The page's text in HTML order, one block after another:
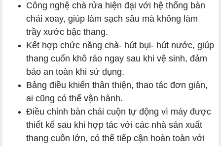
Công nghệ chà rửa hiện đại với hệ thống bàn
chải xoay, giúp làm sạch sâu mà không làm
trầy xước bậc thang.
Kết hợp chức năng chà- hút bụi- hút nước, giúp
thang cuốn khô ráo ngay sau khi vệ sinh, đảm
bảo an toàn khi sử dụng.
Bảng điều khiển thân thiện, thao tác đơn giản,
ai cũng có thể vận hành.
Điều chỉnh bàn chải cuộn tự động vì máy được
thiết kế sau khi hợp tác với các nhà sản xuất
thang cuốn lớn, có thể tiếp cận hoàn toàn với